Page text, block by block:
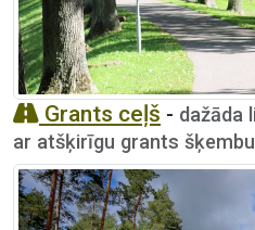
Grants ceļš - dažāda
ar atšķirīgu grants